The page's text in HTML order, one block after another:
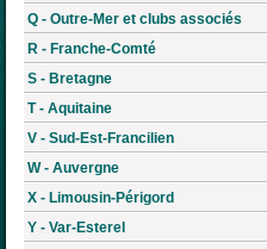
Q - Outre-Mer et clubs associés
R - Franche-Comté
S - Bretagne
T - Aquitaine
V - Sud-Est-Francilien
W - Auvergne
X - Limousin-Périgord
Y - Var-Esterel